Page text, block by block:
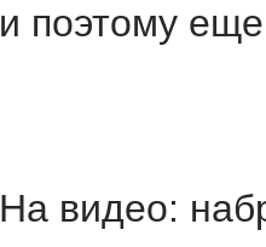
и поэтому
На видео: